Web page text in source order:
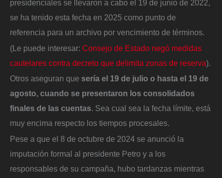
presidenciales se llevaron a cabo el 19 de junio de 2022,
se ha tenido esta fecha en 2025 como punto de
referencia para un archivo por vencimiento de términos.
(Le puede interesar: Consejo de Estado negó medidas
cautelares contra decreto que delimita zonas de reserva).
Otros aseguran que sería el 19 de julio o hasta el 19 de
agosto, cuando se presentaron los consolidados
finales de las cuentas. Sea cual sea la fecha límite, está
muy encima respecto los tiempos procesales.
Pese a que el 8 de octubre de 2024 se anunció la
imputación formal al presidente Petro y a los
responsables de su campaña, hubo tardanzas mientras